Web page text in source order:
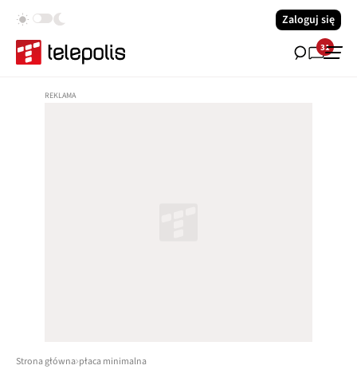
Zaloguj się
31
Strona główna płaca minimalna